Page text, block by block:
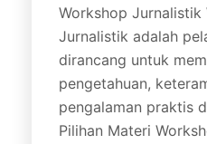
Workshop Jurnalistik
Jurnalistik adalah
dirancang untuk
pengetahuan,
pengalaman praktis
Pilihan Materi